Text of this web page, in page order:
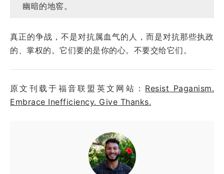
幽暗的地窖。
真正的争战，不是对抗属血气的人，而是对抗那些执政
的、掌权的。它们要的是你的心。不要交给它们。
原文刊载于福音联盟英文网站： Resist Paganism.
Embrace Inefficiency. Give Thanks.